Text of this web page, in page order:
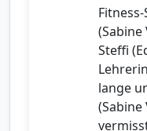
Steffi
lange
(Sabine